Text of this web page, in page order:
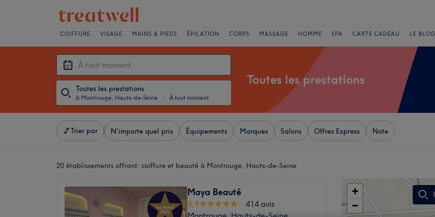
COIFFURE VISAGE MAINS & PIEDS ÉPILATION CORPS MASSAGE HOMME SPA CARTE CADEAU LE
Toutes les prestations
à Montrouge, Hauts-de-Seine ・ À tout moment
Toutes les prestations
Trier par N'importe quel prix Équipements Marques Salons Offres Express Note
20 établissements offrant: coiffure et beauté à Montrouge, Hauts-de-Seine
Maya Beauté
4,9
414 avis
+
−